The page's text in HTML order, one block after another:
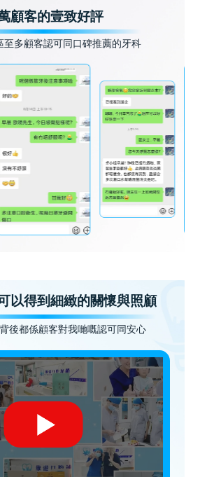
顧客的壹致好評
至多顧客認可同口碑推薦的牙科
以得到細緻的關懷與照顧
後都係顧客對我哋嘅認可同安心